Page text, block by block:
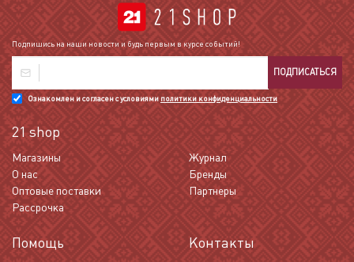
Подпишись на наши новости и будь первым в курсе событий!
ПОДПИСАТЬСЯ
Ознакомлен и согласен с условиямиполитики конфиденциальности
21 shop
Магазины
Журнал
О нас
Бренды
Оптовые поставки
Партнеры
Рассрочка
Помощь Контакты